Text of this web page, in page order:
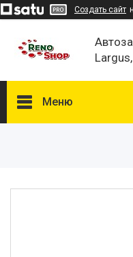
Создать сайт
Меню